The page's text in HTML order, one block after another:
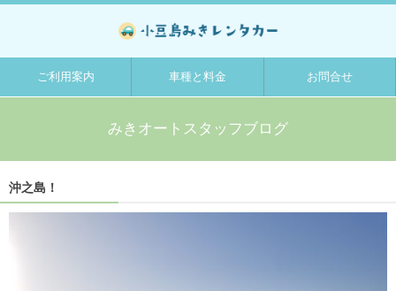
ご利用案内 車種と料金 お問合せ
みきオートスタッフブログ
沖之島！